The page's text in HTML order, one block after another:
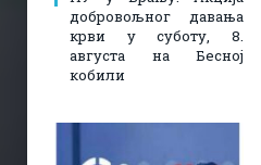
добровољног давања
крви у суботу, 8.
августа на Бесној
кобили